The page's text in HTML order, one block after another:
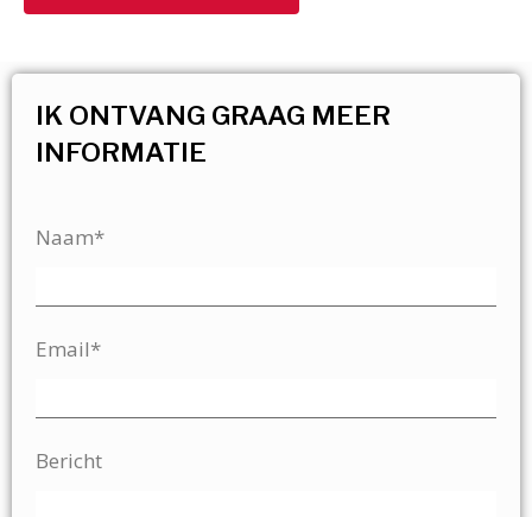
IK ONTVANG GRAAG MEER
INFORMATIE
Naam*
Email*
Bericht